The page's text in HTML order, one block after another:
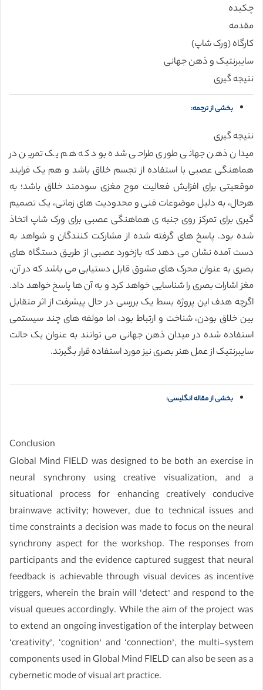
چکیده
مقدمه
کارگاه (ورک شاپ)
سایبرنتیک و ذهن جهانی
نتیجه گیری
بخشی از ترجمه:
نتیجه گیری
میدان ذهن جهانی طوری طراحی شده بود که هم یک تمرین در
هماهنگی عصبی با استفاده از تجسم خلاق باشد و هم یک فرایند
موقعیتی برای افزایش فعالیت موج مغزی سودمند خلاق باشد؛ به
هرحال، به دلیل موضوعات فنی و محدودیت های زمانی، یک تصمیم
گیری برای تمرکز روی جنبه ی هماهنگی عصبی برای ورک شاپ اتخاذ
شده بود. پاسخ های گرفته شده از مشارکت کنندگان و شواهد به
دست آمده نشان می دهد که بازخورد عصبی از طریق دستگاه های
بصری به عنوان محرک های مشوق قابل دستیابی می باشد که در آن،
مغز اشارات بصری را شناسایی خواهد کرد و به آن ها پاسخ خواهد داد.
اگرچه هدف این پروژه بسط یک بررسی در حال پیشرفت از اثر متقابل
بین خلاق بودن، شناخت و ارتباط بود، اما مولفه های چند سیستمی
استفاده شده در میدان ذهن جهانی می توانند به عنوان یک حالت
سایبرنتیک از عمل هنر بصری نیز مورد استفاده قرار بگیرند.
بخشی از مقاله انگلیسی:
Conclusion
Global Mind FIELD was designed to be both an exercise in
neural synchrony using creative visualization, and a
situational process for enhancing creatively conducive
brainwave activity; however, due to technical issues and
time constraints a decision was made to focus on the neural
synchrony aspect for the workshop. The responses from
participants and the evidence captured suggest that neural
feedback is achievable through visual devices as incentive
triggers, wherein the brain will ‘detect’ and respond to the
visual queues accordingly. While the aim of the project was
to extend an ongoing investigation of the interplay between
‘creativity’, ‘cognition’ and ‘connection’, the multi-system
components used in Global Mind FIELD can also be seen as a
cybernetic mode of visual art practice.